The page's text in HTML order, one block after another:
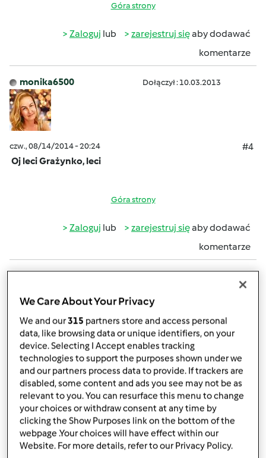
Góra strony
Zaloguj lub zarejestruj sięaby dodawać
komentarze
monika6500 Dołączył : 10.03.2013
czw., 08/14/2014 - 20:24
#4
Oj leci Grażynko, leci
Góra strony
Zaloguj lub zarejestruj sięaby dodawać
komentarze
monika6500
sob., 10/04/2014 - 04:16
Vol.152
Góra strony
Zalogujlub zarejestruj sięaby dodawać
We Care About Your Privacy
We and our315 partners store and access personal
data, like browsing data or unique identifiers, on your
device. Selecting I Accept enables tracking
technologies to support the purposes shown under we
and our partners process data to provide. If trackers are
disabled, some content and ads you see may not be as
relevant to you. You can resurface this menu to change
your choices or withdraw consent at any time by
clicking the Show Purposes link on the bottom of the
webpage .Your choices will have effect within our
Website. For more details, refer to our Privacy Policy.